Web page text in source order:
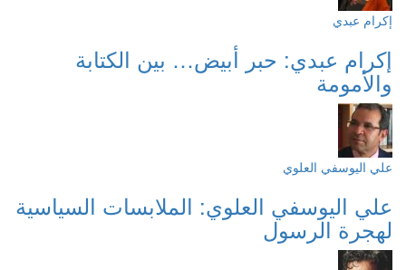
إكرام عبدي
إكرام عبدي: حبر أبيض… بين الكتابة
والأمومة
علي اليوسفي العلوي
علي اليوسفي العلوي: الملابسات السياسية
لهجرة الرسول